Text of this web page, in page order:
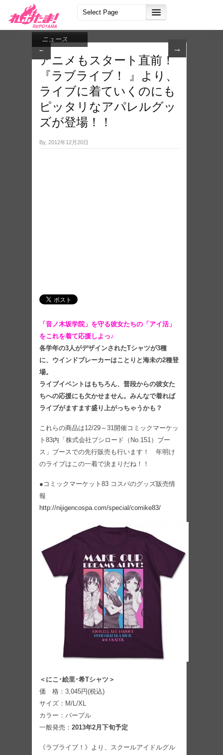
← →
ニュース
アニメもスタート直前！
『ラブライブ！ 』より、
ライブに着ていくのにも
ピッタリなアパレルグッ
ズが登場！！
By, 2012年12月20日
「音ノ木坂学院」を守る彼女たちの「アイ活」
をこれを着て応援しよっ♪
各学年の3人がデザインされたTシャツが3種
に、ウインドブレーカーはことりと海未の2種登
場。
ライブイベントはもちろん、普段からの彼女た
ちへの応援にも欠かせません。みんなで着れば
ライブがますます盛り上がっちゃうかも？
これらの商品は12/29～31開催コミックマーケッ
ト83内「株式会社ブシロード（No.151）ブー
ス」ブースでの先行販売も行います！ 年明け
のライブはこの一着で決まりだね！！
●コミックマーケット83 コスパのグッズ販売情
報
http://nijigencospa.com/special/comike83/
＜にこ･絵里･希Tシャツ＞
価 格：3,045円(税込)
サイズ：M/L/XL
カラー：パープル
一般発売： 2013年2月下旬予定
《ラブライブ！》より、スクールアイドルグル